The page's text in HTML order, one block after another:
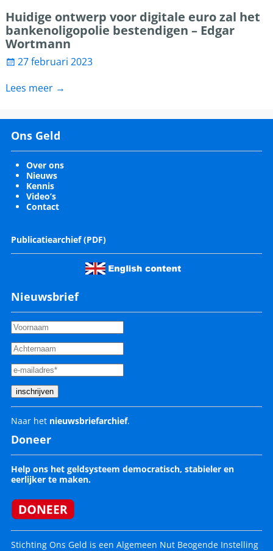
Huidige ontwerp voor digitale euro zal het
bankenoligopolie bestendigen – Edgar
Wortmann
27 februari 2023
Lees meer →
Ons Geld
Over ons
Nieuws
Kennis
Video’s
Contact
Publicatiearchief (PDF)
Nieuwsbrief
Naar het nieuwsbriefarchief.
Doneer
Help ons het geldsysteem democratisch, stabieler en
eerlijker te maken.
Stichting Ons Geld is een Algemeen Nut Beogende Instelling